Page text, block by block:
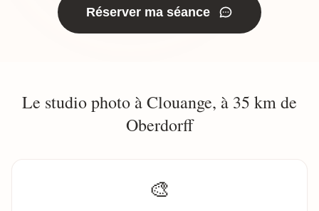
Réserver ma séance
Le studio photo à Clouange, à 35 km de
Oberdorff
🎨